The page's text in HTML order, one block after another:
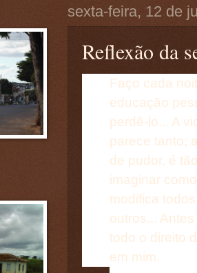
sexta-feira, 12 de
Reflexão da
Faço cada
educação
perdê-lo... A
parece tanto;
de pudor, é
imaginar
modifica
outros...
todo o direito
em mim.